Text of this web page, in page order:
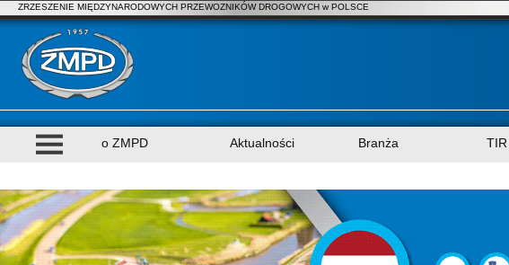
ZRZESZENIE MIĘDZYNARODOWYCH PRZEWOZNIKÓW DROGOWYCH w POLSCE
o ZMPD Aktualności Branża TIR